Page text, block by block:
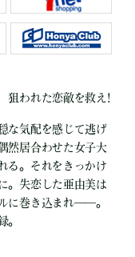
狙われた恋敵を救え!
な気配を感じて逃げ
然居合わせた女子大
る。それをきっかけ
。失恋した亜由美は
に巻き込まれ――。
。